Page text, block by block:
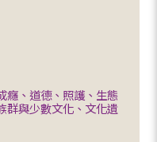
癮、道德、照護、生態
群與少數文化、文化遺